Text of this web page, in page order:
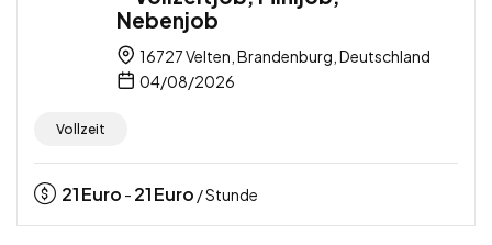
Nebenjob
16727 Velten, Brandenburg, Deutschland
04/08/2026
Vollzeit
21Euro - 21Euro / Stunde